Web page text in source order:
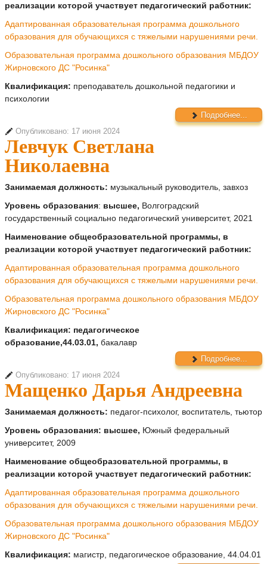
реализации которой участвует педагогический работник:
Адаптированная образовательная программа дошкольного
образования для обучающихся с тяжелыми нарушениями речи.
Образовательная программа дошкольного образования МБДОУ
Жирновского ДС "Росинка"
Квалификация: преподаватель дошкольной педагогики и
психологии
Подробнее...
Опубликовано: 17 июня 2024
Левчук Светлана
Николаевна
Занимаемая должность: музыкальный руководитель, завхоз
Уровень образования: высшее, Волгоградский
государственный социально педагогический университет, 2021
Наименование общеобразовательной программы, в
реализации которой участвует педагогический работник:
Адаптированная образовательная программа дошкольного
образования для обучающихся с тяжелыми нарушениями речи.
Образовательная программа дошкольного образования МБДОУ
Жирновского ДС "Росинка"
Квалификация: педагогическое
образование,44.03.01, бакалавр
Подробнее...
Опубликовано: 17 июня 2024
Мащенко Дарья Андреевна
Занимаемая должность: педагог-психолог, воспитатель, тьютор
Уровень образования: высшее, Южный федеральный
университет, 2009
Наименование общеобразовательной программы, в
реализации которой участвует педагогический работник:
Адаптированная образовательная программа дошкольного
образования для обучающихся с тяжелыми нарушениями речи.
Образовательная программа дошкольного образования МБДОУ
Жирновского ДС "Росинка"
Квалификация: магистр, педагогическое образование, 44.04.01